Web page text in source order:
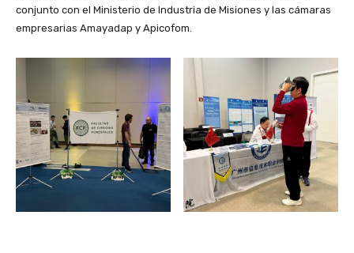
conjunto con el Ministerio de Industria de Misiones y las cámaras
empresarias Amayadap y Apicofom.